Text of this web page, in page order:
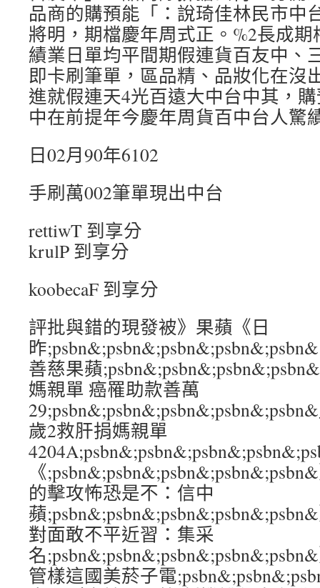
品商的購預能「：說琦佳林民市中
將明，期檔慶年周式正。%2長成
績業日單均平間期假連貨百友中、
即卡刷筆單，區品精、品妝化在沒
進就假連天4光百遠大中台中其，
中在前提年今慶年周貨百中台人驚
日02月90年6102
手刷萬002筆單現出中台
rettiwT 到享分
krulP 到享分
koobecaF 到享分
評批與錯的現發被》果蘋《日
昨
善慈果蘋
媽親單 癌罹助款善萬
歲2救肝捐媽親單
《
的擊攻怖恐是不：信中
蘋
對面敢不平近習：集采
名
管樣這國美菸子電